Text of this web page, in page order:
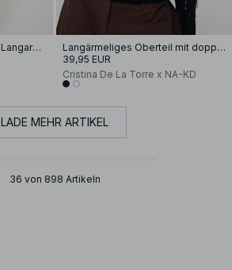
strukturiertes, drapiertes Langarm-Oberteil
Langärmeliges Oberteil mit doppelter Lage
39,95 EUR
Cristina De La Torre x NA-KD
LADE MEHR ARTIKEL
36 von 898 Artikeln